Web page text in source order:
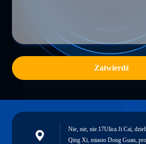
Zatwierdź
Nie, nie, nie.17Ulica Ji Cai,
Qing Xi, miasto Dong Guan,